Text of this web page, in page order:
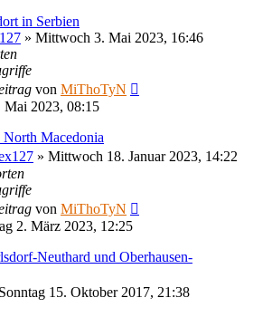
in Serbien
» Mittwoch 3. Mai 2023, 16:46
von MiThoTyN
Mai 2023, 08:15
Macedonia
» Mittwoch 18. Januar 2023, 14:22
von MiThoTyN
2. März 2023, 12:25
Neuthard und Oberhausen-
Sonntag 15. Oktober 2017, 21:38